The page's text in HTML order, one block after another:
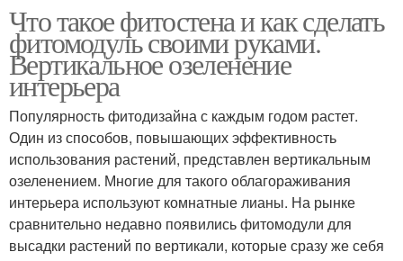
Что такое фитостена и как сделать
фитомодуль своими руками.
Вертикальное озеленение
интерьера
Популярность фитодизайна с каждым годом растет.
Один из способов, повышающих эффективность
использования растений, представлен вертикальным
озеленением. Многие для такого облагораживания
интерьера используют комнатные лианы. На рынке
сравнительно недавно появились фитомодули для
высадки растений по вертикали, которые сразу же себя